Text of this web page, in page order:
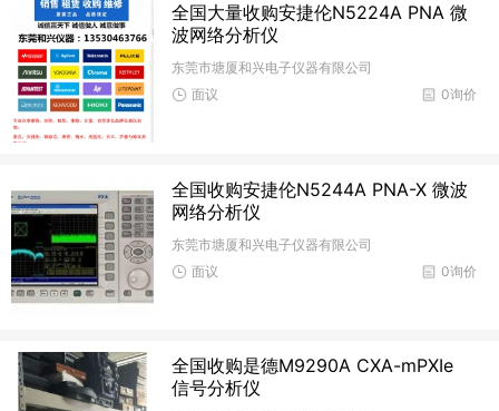
全国大量收购安捷伦N5224A PNA 微
波网络分析仪
东莞市塘厦和兴电子仪器有限公司
0询价
面议
全国收购安捷伦N5244A PNA-X 微波
网络分析仪
东莞市塘厦和兴电子仪器有限公司
0询价
面议
全国收购是德M9290A CXA-mPXIe
信号分析仪